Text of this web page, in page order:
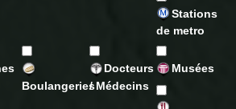
Stations
de metro
Boulangeries
Docteurs
/ Médecins
Musées